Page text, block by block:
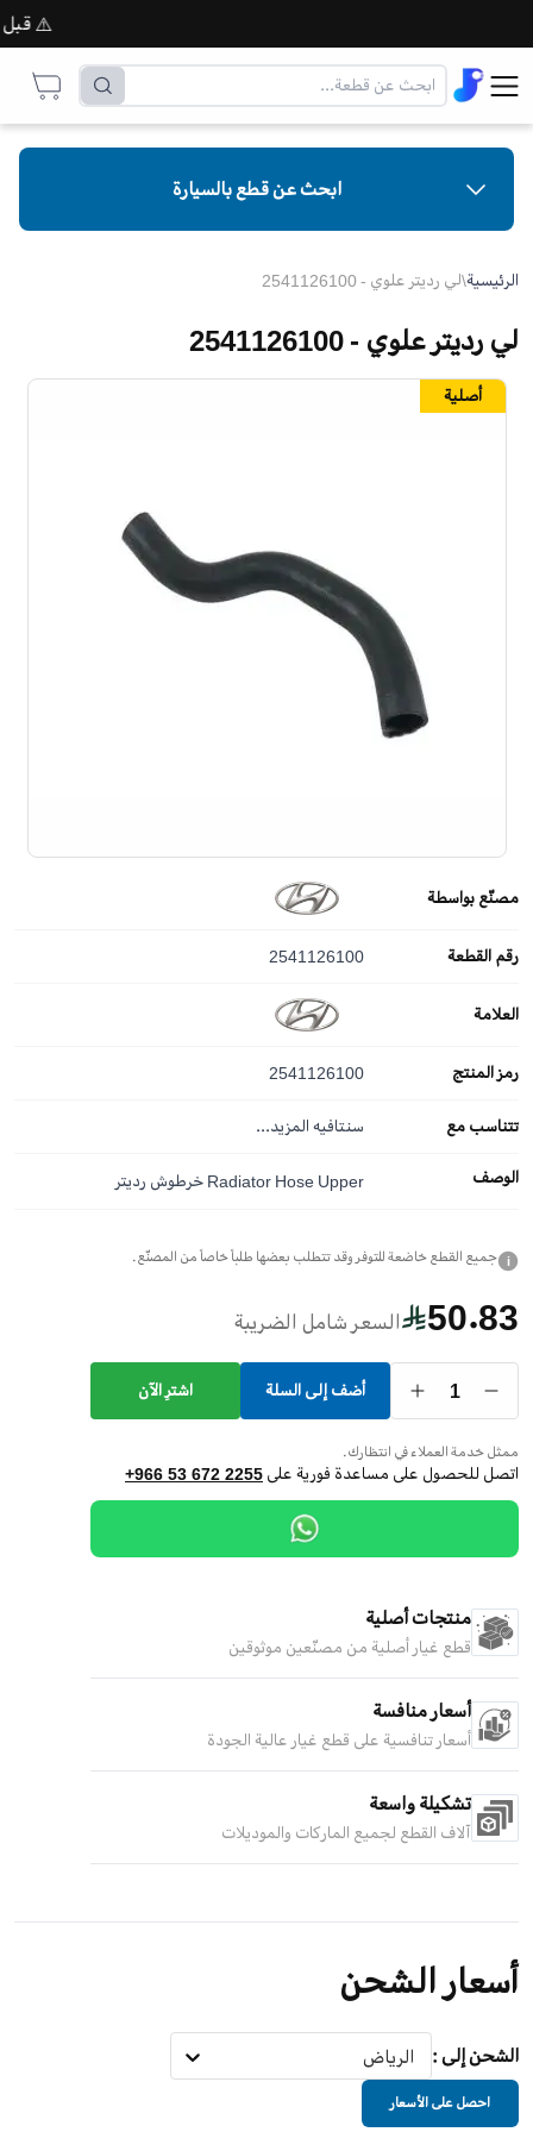
⚠️ قبل
ابحث عن قطع بالسيارة
الرئيسية\لي رديتر علوي - 2541126100
لي رديتر علوي - 2541126100
مصنّع بواسطة
رقم القطعة 2541126100
العلامة
رمز المنتج 2541126100
تتناسب مع سنتافيه المزيد...
الوصف Radiator Hose Upper خرطوش رديتر
i جميع القطع خاضعة للتوفر وقد تتطلب بعضها طلباً خاصاً من المصنّع.
50.83 السعر شامل الضريبة
1 أضف إلى السلة اشترِ الآن
ممثل خدمة العملاء في انتظارك.
اتصل للحصول على مساعدة فورية على +966 53 672 2255
منتجات أصلية
قطع غيار أصلية من مصنّعين موثوقين
أسعار منافسة
أسعار تنافسية على قطع غيار عالية الجودة
تشكيلة واسعة
آلاف القطع لجميع الماركات والموديلات
أصلية
أسعار الشحن
الشحن إلى : الرياض
احصل على الأسعار